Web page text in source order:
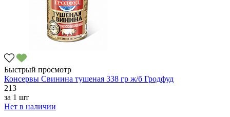
Быстрый просмотр
Консервы Свинина тушеная 338 гр ж/б Гродфуд
213
за 1 шт
Нет в наличии